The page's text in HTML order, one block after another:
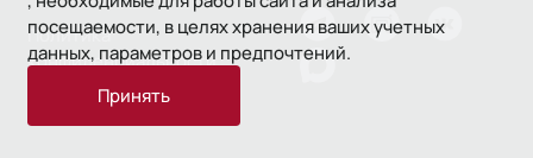
посещаемости, в целях хранения ваших учетных
данных, параметров и предпочтений.
Принять
Политика
конфиденциальности